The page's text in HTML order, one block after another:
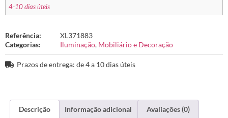
4-10 dias úteis
Referência:
XL371883
Categorias:
Iluminação, Mobiliário e Decoração
Prazos de entrega: de 4 a 10 dias úteis
Descrição Informação adicional Avaliações (0)